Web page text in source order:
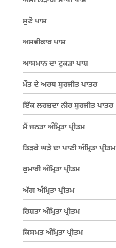
ਸੁਣੋ ਪਾਸ਼
ਅਸਵੀਕਾਰ ਪਾਸ਼
ਆਸਮਾਨ ਦਾ ਟੁਕੜਾ ਪਾਸ਼
ਮੌਤ ਦੇ ਅਰਥ ਸੁਰਜੀਤ ਪਾਤਰ
ਇੱਕ ਲਰਜ਼ਦਾ ਨੀਰ ਸੁਰਜੀਤ ਪਾਤਰ
ਮੈਂ ਜਨਤਾ ਅੰਮ੍ਰਿਤਾ ਪ੍ਰੀਤਮ
ਤਿੜਕੇ ਘੜੇ ਦਾ ਪਾਣੀ ਅੰਮ੍ਰਿਤਾ ਪ੍ਰੀਤਮ
ਕੁਮਾਰੀ ਅੰਮ੍ਰਿਤਾ ਪ੍ਰੀਤਮ
ਅੱਗ ਅੰਮ੍ਰਿਤਾ ਪ੍ਰੀਤਮ
ਰਿਸ਼ਤਾ ਅੰਮ੍ਰਿਤਾ ਪ੍ਰੀਤਮ
ਕਿਸਮਤ ਅੰਮ੍ਰਿਤਾ ਪ੍ਰੀਤਮ